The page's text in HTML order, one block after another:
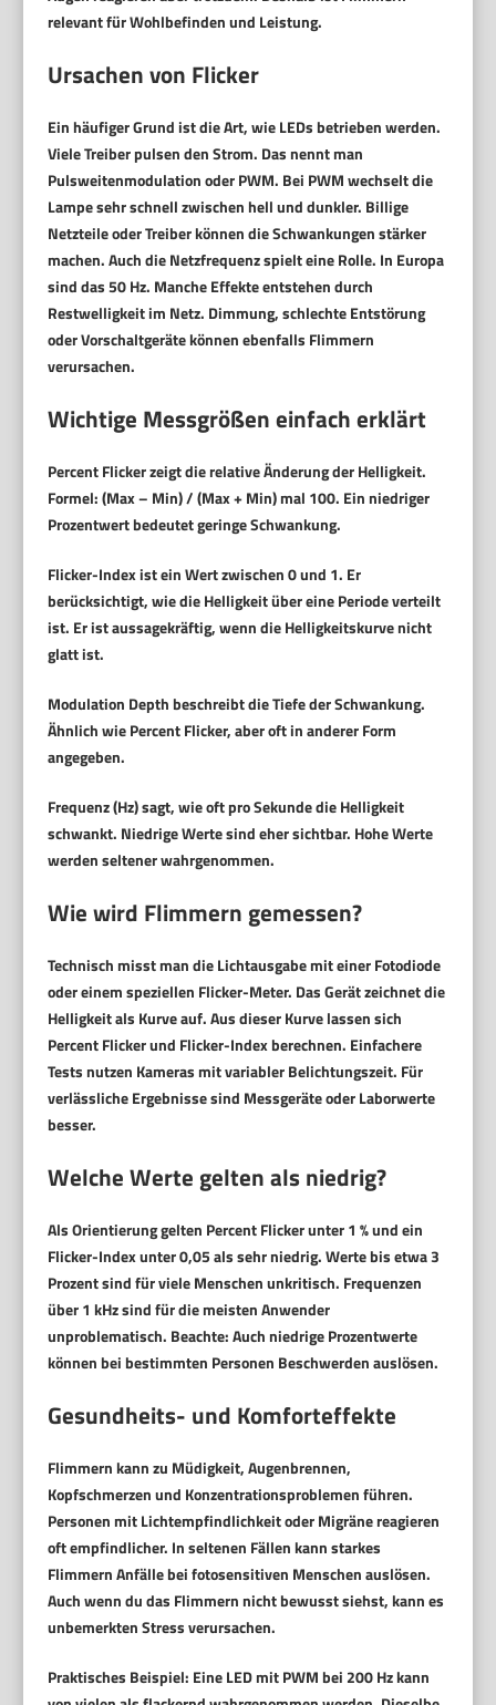
relevant für Wohlbefinden und Leistung.
Ursachen von Flicker
Ein häufiger Grund ist die Art, wie LEDs betrieben werden.
Viele Treiber pulsen den Strom. Das nennt man
Pulsweitenmodulation oder PWM. Bei PWM wechselt die
Lampe sehr schnell zwischen hell und dunkler. Billige
Netzteile oder Treiber können die Schwankungen stärker
machen. Auch die Netzfrequenz spielt eine Rolle. In Europa
sind das 50 Hz. Manche Effekte entstehen durch
Restwelligkeit im Netz. Dimmung, schlechte Entstörung
oder Vorschaltgeräte können ebenfalls Flimmern
verursachen.
Wichtige Messgrößen einfach erklärt
Percent Flickerzeigt die relative Änderung der Helligkeit.
Formel: (Max – Min) / (Max + Min) mal 100. Ein niedriger
Prozentwert bedeutet geringe Schwankung.
Flicker-Indexist ein Wert zwischen 0 und 1. Er
berücksichtigt, wie die Helligkeit über eine Periode verteilt
ist. Er ist aussagekräftig, wenn die Helligkeitskurve nicht
glatt ist.
Modulation Depthbeschreibt die Tiefe der Schwankung.
Ähnlich wie Percent Flicker, aber oft in anderer Form
angegeben.
Frequenz (Hz)sagt, wie oft pro Sekunde die Helligkeit
schwankt. Niedrige Werte sind eher sichtbar. Hohe Werte
werden seltener wahrgenommen.
Wie wird Flimmern gemessen?
Technisch misst man die Lichtausgabe mit einer Fotodiode
oder einem speziellen Flicker-Meter. Das Gerät zeichnet die
Helligkeit als Kurve auf. Aus dieser Kurve lassen sich
Percent Flicker und Flicker-Index berechnen. Einfachere
Tests nutzen Kameras mit variabler Belichtungszeit. Für
verlässliche Ergebnisse sind Messgeräte oder Laborwerte
besser.
Welche Werte gelten als niedrig?
Als Orientierung gelten Percent Flicker unter 1 %und ein
Flicker-Index unter 0,05als sehr niedrig. Werte bis etwa 3
Prozent sind für viele Menschen unkritisch. Frequenzen
über 1 kHz sind für die meisten Anwender
unproblematisch. Beachte: Auch niedrige Prozentwerte
können bei bestimmten Personen Beschwerden auslösen.
Gesundheits- und Komforteffekte
Flimmern kann zu Müdigkeit, Augenbrennen,
Kopfschmerzen und Konzentrationsproblemen führen.
Personen mit Lichtempfindlichkeit oder Migräne reagieren
oft empfindlicher. In seltenen Fällen kann starkes
Flimmern Anfälle bei fotosensitiven Menschen auslösen.
Auch wenn du das Flimmern nicht bewusst siehst, kann es
unbemerkten Stress verursachen.
Praktisches Beispiel: Eine LED mit PWM bei 200 Hz kann